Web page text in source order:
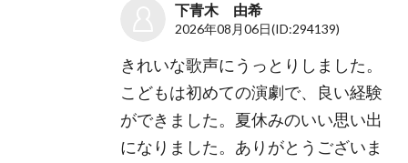
下青木 由希
2026年08月06日(ID:294139)
きれいな歌声にうっとりしました。
こどもは初めての演劇で、良い経験
ができました。夏休みのいい思い出
になりました。ありがとうございま